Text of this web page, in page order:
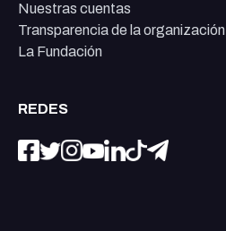
Nuestras cuentas
Transparencia de la organización
La Fundación
REDES